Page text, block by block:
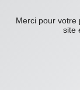
Merci pour votre
site